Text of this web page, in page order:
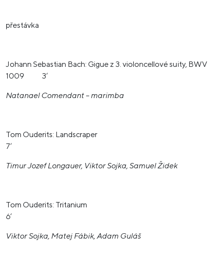
přestávka
Johann Sebastian Bach: Gigue z 3. violoncellové suity, BWV
1009 3‘
Natanael Comendant – marimba
Tom Ouderits: Landscraper
7‘
Timur Jozef Longauer, Viktor Sojka, Samuel Židek
Tom Ouderits: Tritanium
6‘
Viktor Sojka, Matej Fábik, Adam Guláš